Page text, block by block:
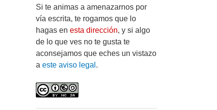
Si te animas a amenazarnos por
vía escrita, te rogamos que lo
hagas en esta dirección, y si algo
de lo que ves no te gusta te
aconsejamos que eches un vistazo
a este aviso legal .